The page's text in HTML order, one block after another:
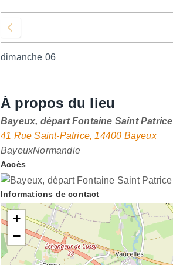
Voir le mois précédent
dimanche 06
À propos du lieu
Bayeux, départ Fontaine Saint Patrice
41 Rue Saint-Patrice, 14400 Bayeux
BayeuxNormandie
Accès
Informations de contact
+
−